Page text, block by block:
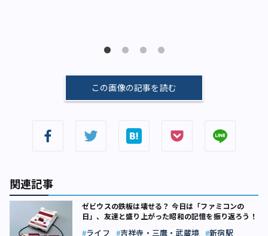
この画像の記事を読む
関連記事
ゼビウスの鉄板は壊せる？ 今日は「ファミコンの
日」、友達と盛り上がった昭和の記憶を振り返ろう！
ライフ 吉祥寺・三鷹・武蔵境 新宿駅